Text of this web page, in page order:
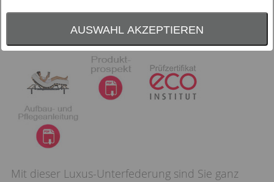
AUSWAHL AKZEPTIEREN
Mit dieser Luxus-Unterfederung sind Sie ganz